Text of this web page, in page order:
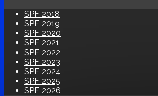
SPF 2018
SPF 2019
SPF 2020
SPF 2021
SPF 2022
SPF 2023
SPF 2024
SPF 2025
SPF 2026